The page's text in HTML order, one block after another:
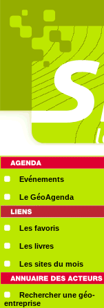
Evénements
Le GéoAgenda
Les favoris
Les livres
Les sites du mois
Rechercher une géo-
entreprise